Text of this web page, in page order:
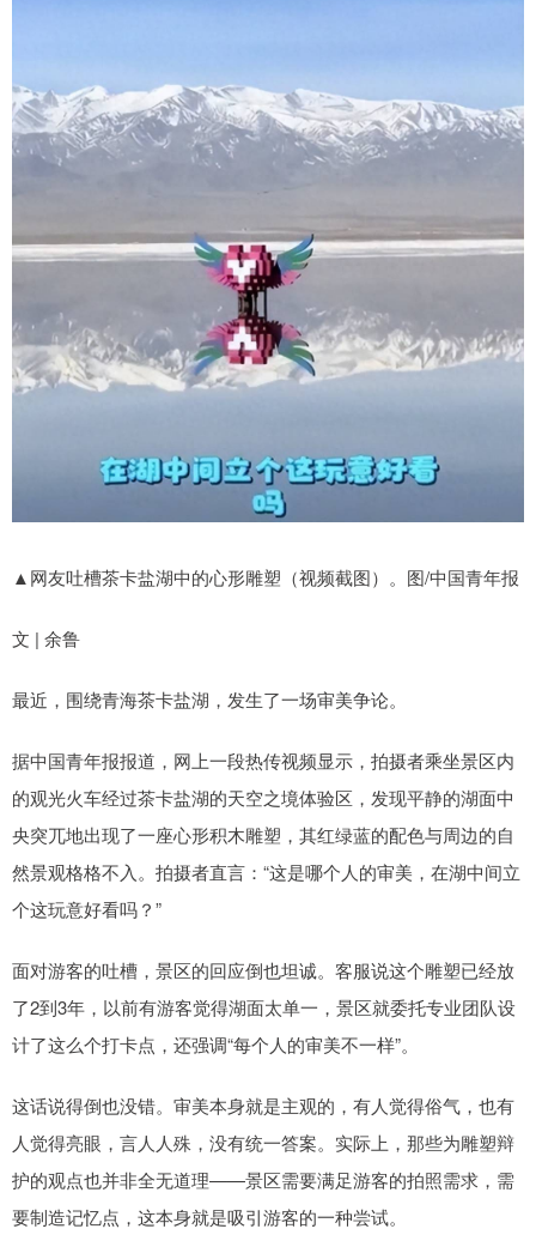
▲网友吐槽茶卡盐湖中的心形雕塑（视频截图）。图/中国青年报
文 | 余鲁
最近，围绕青海茶卡盐湖，发生了一场审美争论。
据中国青年报报道，网上一段热传视频显示，拍摄者乘坐景区内
的观光火车经过茶卡盐湖的天空之境体验区，发现平静的湖面中
央突兀地出现了一座心形积木雕塑，其红绿蓝的配色与周边的自
然景观格格不入。拍摄者直言：“这是哪个人的审美，在湖中间立
个这玩意好看吗？”
面对游客的吐槽，景区的回应倒也坦诚。客服说这个雕塑已经放
了2到3年，以前有游客觉得湖面太单一，景区就委托专业团队设
计了这么个打卡点，还强调“每个人的审美不一样”。
这话说得倒也没错。审美本身就是主观的，有人觉得俗气，也有
人觉得亮眼，言人人殊，没有统一答案。实际上，那些为雕塑辩
护的观点也并非全无道理——景区需要满足游客的拍照需求，需
要制造记忆点，这本身就是吸引游客的一种尝试。